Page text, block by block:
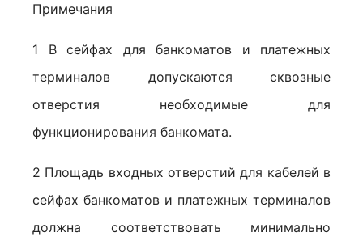
Примечания
1 В сейфах для банкоматов и платежных
терминалов допускаются сквозные
отверстия необходимые для
функционирования банкомата.
2 Площадь входных отверстий для кабелей в
сейфах банкоматов и платежных терминалов
должна соответствовать минимально